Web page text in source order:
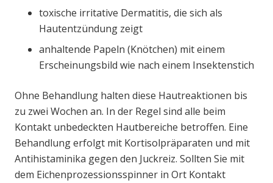
toxische irritative Dermatitis, die sich als
Hautentzündung zeigt
anhaltende Papeln (Knötchen) mit einem
Erscheinungsbild wie nach einem Insektenstich
Ohne Behandlung halten diese Hautreaktionen bis
zu zwei Wochen an. In der Regel sind alle beim
Kontakt unbedeckten Hautbereiche betroffen. Eine
Behandlung erfolgt mit Kortisolpräparaten und mit
Antihistaminika gegen den Juckreiz. Sollten Sie mit
dem Eichenprozessionsspinner in Ort Kontakt